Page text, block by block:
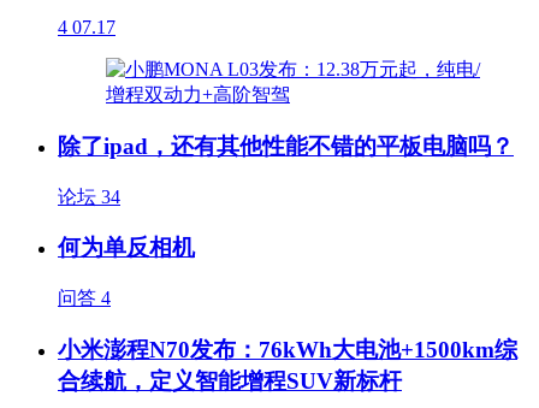
4 07.17
除了ipad，还有其他性能不错的平板电脑吗？
论坛 34
何为单反相机
问答 4
小米澎程N70发布：76kWh大电池+1500km综
合续航，定义智能增程SUV新标杆